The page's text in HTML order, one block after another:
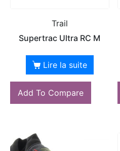
Trail
Supertrac Ultra RC M
Lire la suite
Add To Compare